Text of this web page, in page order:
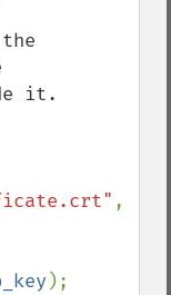
it.
,